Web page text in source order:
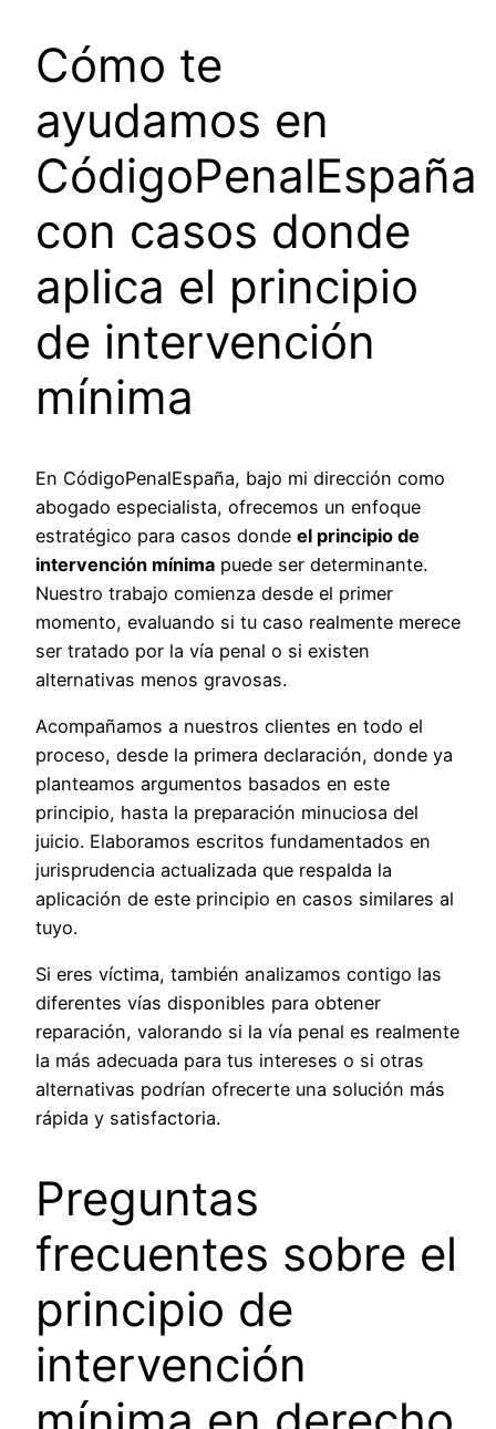
Cómo te
ayudamos en
CódigoPenalEspaña
con casos donde
aplica el principio
de intervención
mínima
En CódigoPenalEspaña, bajo mi dirección como
abogado especialista, ofrecemos un enfoque
estratégico para casos donde el principio de
intervención mínima puede ser determinante.
Nuestro trabajo comienza desde el primer
momento, evaluando si tu caso realmente merece
ser tratado por la vía penal o si existen
alternativas menos gravosas.
Acompañamos a nuestros clientes en todo el
proceso, desde la primera declaración, donde ya
planteamos argumentos basados en este
principio, hasta la preparación minuciosa del
juicio. Elaboramos escritos fundamentados en
jurisprudencia actualizada que respalda la
aplicación de este principio en casos similares al
tuyo.
Si eres víctima, también analizamos contigo las
diferentes vías disponibles para obtener
reparación, valorando si la vía penal es realmente
la más adecuada para tus intereses o si otras
alternativas podrían ofrecerte una solución más
rápida y satisfactoria.
Preguntas
frecuentes sobre el
principio de
intervención